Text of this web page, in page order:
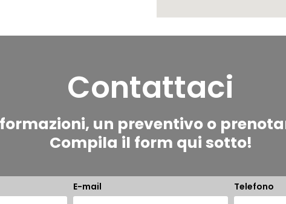
Contattaci
un preventivo o
Compila il form qui sotto!
E-mail Telefono